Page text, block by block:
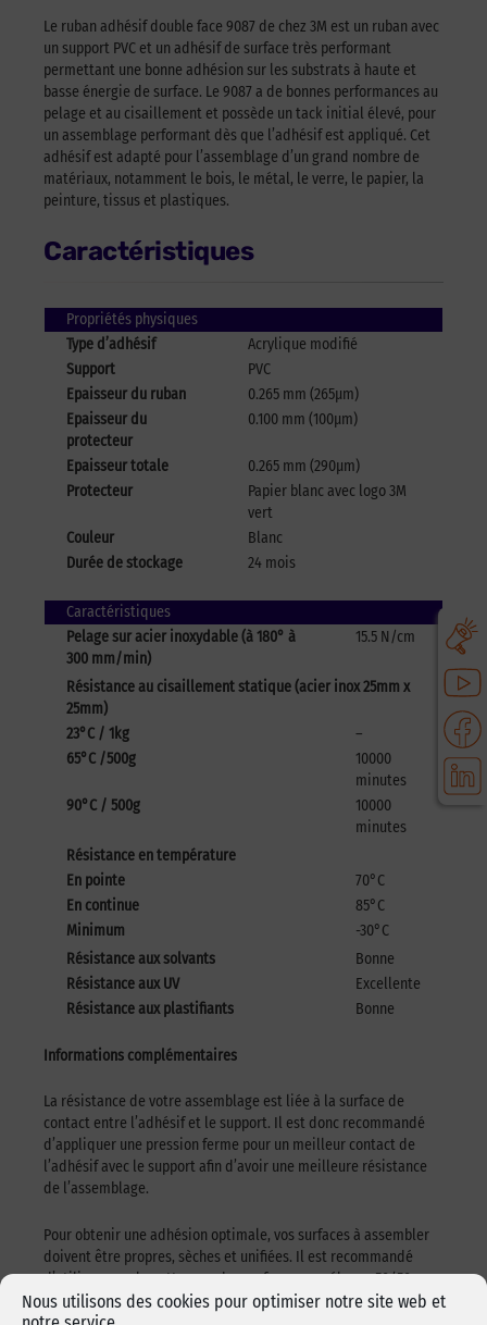
Nous utilisons des cookies pour optimiser notre site web et
Le ruban adhésif double face 9087 de chez 3M est un ruban avec
un support PVC et un adhésif de surface très performant
permettant une bonne adhésion sur les substrats à haute et
basse énergie de surface. Le 9087 a de bonnes performances au
pelage et au cisaillement et possède un tack initial élevé, pour
un assemblage performant dès que l’adhésif est appliqué. Cet
adhésif est adapté pour l’assemblage d’un grand nombre de
matériaux, notamment le bois, le métal, le verre, le papier, la
peinture, tissus et plastiques.
Caractéristiques
Propriétés physiques
Type d’adhésif
Acrylique modifié
Support
PVC
Epaisseur du ruban
0.265 mm (265μm)
Epaisseur du
protecteur
0.100 mm (100μm)
Epaisseur totale
0.265 mm (290μm)
Protecteur
Papier blanc avec logo 3M
vert
Couleur
Blanc
Durée de stockage
24 mois
Caractéristiques
Pelage sur acier inoxydable (à 180° à
300 mm/min)
15.5 N/cm
Résistance au cisaillement statique (acier inox 25mm x
25mm)
23°C / 1kg
–
65°C /500g
10000
minutes
90°C / 500g
10000
minutes
Résistance en température
En pointe
70°C
En continue
85°C
Minimum
-30°C
Résistance aux solvants
Bonne
Résistance aux UV
Excellente
Résistance aux plastifiants
Bonne
Informations complémentaires
La résistance de votre assemblage est liée à la surface de
contact entre l’adhésif et le support. Il est donc recommandé
d’appliquer une pression ferme pour un meilleur contact de
l’adhésif avec le support afin d’avoir une meilleure résistance
de l’assemblage.
Pour obtenir une adhésion optimale, vos surfaces à assembler
doivent être propres, sèches et unifiées. Il est recommandé
d’utiliser pour le nettoyage des surfaces un mélange 50/50
d’alcool isopropyliqueet d’eau.(utiliser les précautions